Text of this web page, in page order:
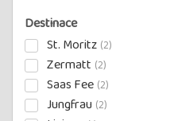
Destinace
St. Moritz (2)
Zermatt (2)
Saas Fee (2)
Jungfrau (2)